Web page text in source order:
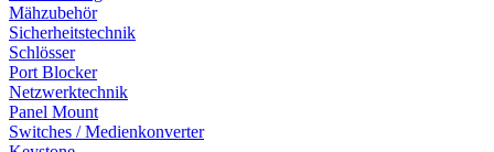
Mähzubehör
Sicherheitstechnik
Schlösser
Port Blocker
Netzwerktechnik
Panel Mount
Switches / Medienkonverter